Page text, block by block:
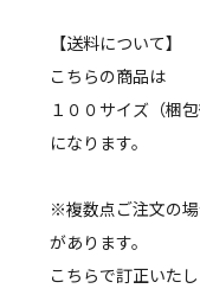
【送料について】
こちらの商品は
１００サイズ（梱包
になります。
※複数点ご注文の
があります。
こちらで訂正いた